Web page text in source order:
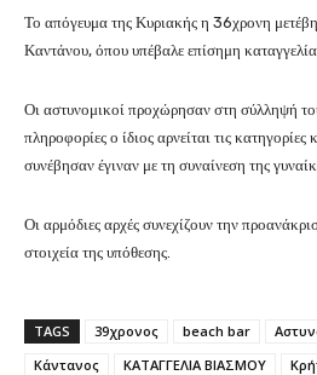
Το απόγευμα της Κυριακής η 36χρονη
Καντάνου, όπου υπέβαλε επίσημη
Οι αστυνομικοί προχώρησαν στη σύλληψή
πληροφορίες ο ίδιος αρνείται τις κατηγορίες
συνέβησαν έγιναν με τη συναίνεση της
Οι αρμόδιες αρχές συνεχίζουν την
στοιχεία της υπόθεσης.
TAGS 39χρονος beach bar
Κάντανος
ΚΑΤΑΓΓΕΛΙΑ ΒΙΑΣΜΟΥ